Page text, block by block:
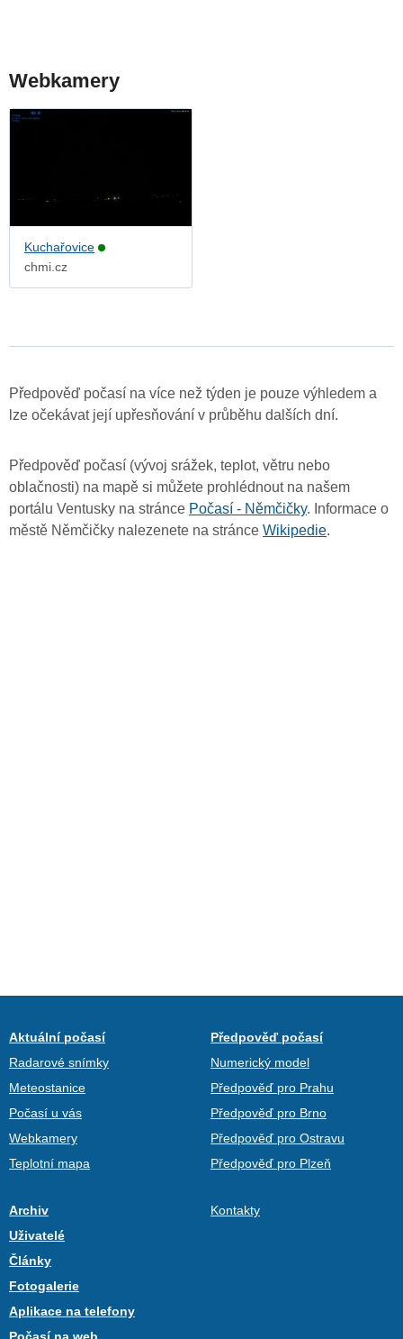
Webkamery
Kuchařovice
chmi.cz
Předpověď počasí na více než týden je pouze výhledem a
lze očekávat její upřesňování v průběhu dalších dní.
Předpověď počasí (vývoj srážek, teplot, větru nebo
oblačnosti) na mapě si můžete prohlédnout na našem
portálu Ventusky na stránce Počasí - Němčičky. Informace o
městě Němčičky nalezenete na stránce Wikipedie.
Aktuální počasí
Radarové snímky
Meteostanice
Počasí u vás
Webkamery
Teplotní mapa
Předpověď počasí
Numerický model
Předpověď pro Prahu
Předpověď pro Brno
Předpověď pro Ostravu
Předpověď pro Plzeň
Archiv
Uživatelé
Články
Fotogalerie
Aplikace na telefony
Kontakty